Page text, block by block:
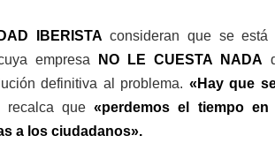
IBERISTA consideran que se
empresa NO LE CUESTA NADA
definitiva al problema. «Hay que
recalca que«perdemos el tiempo
a los ciudadanos».